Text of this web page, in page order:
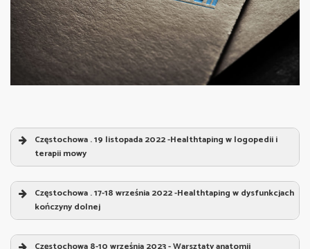
1. Strefa zmian – twarz i szyja
Częstochowa . 19 listopada 2022 -Healthtaping w logopedii i
terapii mowy
Healthtaping w logopedii i terapii mowy„
Prowadzący:Sebastian Jeruszka
Częstochowa . 17-18 września 2022 -Healthtaping w dysfunkcjach
kończyny dolnej
Healthtaping w dysfunkcjach kończyny dolnej„